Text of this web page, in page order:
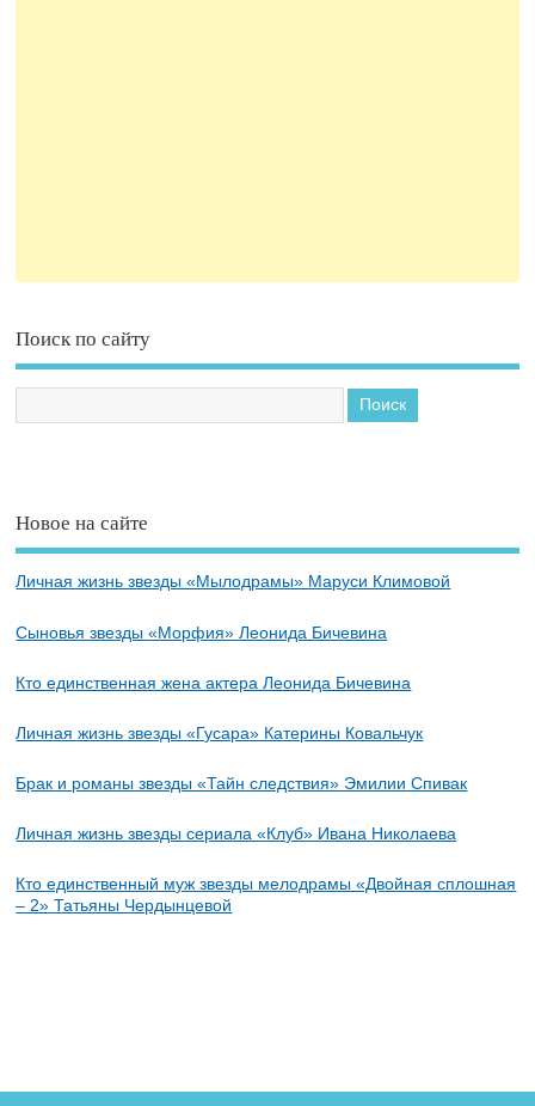
Поиск по сайту
Новое на сайте
Личная жизнь звезды «Мылодрамы» Маруси Климовой
Сыновья звезды «Морфия» Леонида Бичевина
Кто единственная жена актера Леонида Бичевина
Личная жизнь звезды «Гусара» Катерины Ковальчук
Брак и романы звезды «Тайн следствия» Эмилии Спивак
Личная жизнь звезды сериала «Клуб» Ивана Николаева
Кто единственный муж звезды мелодрамы «Двойная сплошная
– 2» Татьяны Чердынцевой